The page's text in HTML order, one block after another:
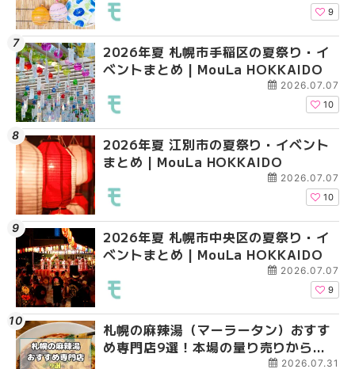
9
2026年夏 札幌市手稲区の夏祭り・イ
ベントまとめ | MouLa HOKKAIDO
2026.07.07
10
2026年夏 江別市の夏祭り・イベント
まとめ | MouLa HOKKAIDO
2026.07.07
10
2026年夏 札幌市中央区の夏祭り・イ
ベントまとめ | MouLa HOKKAIDO
2026.07.07
9
札幌の麻辣湯（マーラータン）おすす
め専門店9選！本場の量り売りから最
新店まで徹底比較 | MouLa
2026.07.31
2026年夏 札幌市豊平
ベントまとめ |
2026年夏 札幌市南区
ントまとめ | MouLa
2026年夏 札幌市中央
ベントまとめ |
2026年夏 恵庭市・千
イベントまとめ |
札幌の麻辣湯（マーラ
め専門店6選！本場の
新店まで徹底比較 |
2026年夏 札幌市豊平
ベントまとめ |
【新千歳空港】新カー
業。「SUPER
ーパーラウンジアネッ
介！！ | MouLa
2026年夏 札幌市南区
ントまとめ | MouLa